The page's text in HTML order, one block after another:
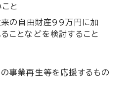
と
来の自由財産99万円に加
ことなどを検討すること
事業再生等を応援するもの